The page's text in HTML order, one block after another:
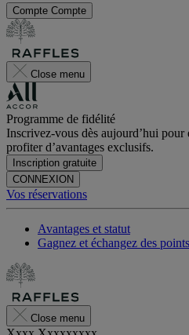
Compte Compte
Close menu
Programme de fidélité
Inscrivez-vous dès aujourd’hui pour
profiter d’avantages exclusifs.
Inscription gratuite
CONNEXION
Vos réservations
Avantages et statut
Gagnez et échangez des points
Close menu